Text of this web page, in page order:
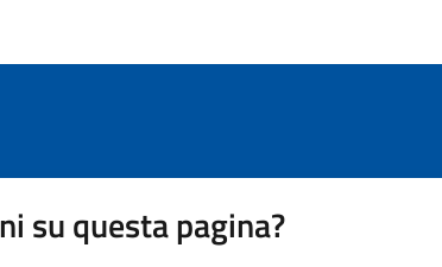
su questa pagina?